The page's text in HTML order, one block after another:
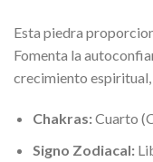
Esta piedra
Fomenta la
crecimiento espiritual,
Chakras:Cuarto
Signo Zodiacal: